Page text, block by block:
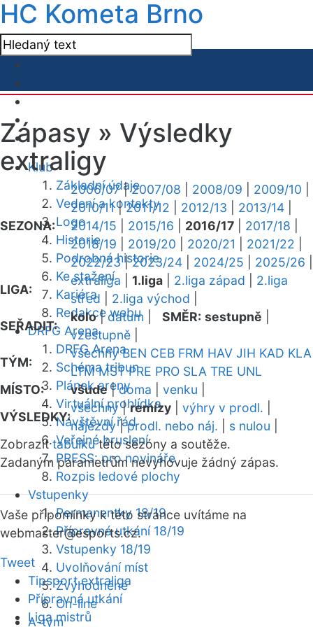
HC Kometa Brno
Klub
Základní údaje
Vedení a kontakty
Logo
Historie
Podrobná historie
Ke stažení
Kariéra
Redakce webu
DRFG Arena
DRFG Arena
Schéma tribun
Plánek areny
Virtuální prohlídka
Návštěvní řád
Veřejné bruslení
PRESS: pro novináře
Rozpis ledové plochy
Vstupenky
Permanentky 18/19
Přípravná utkání 18/19
Vstupenky 18/19
Uvolňování míst
Zvýhodněné
On-line
A-tým
Zápasy » Výsledky
extraligy
SEZONA:
2006/07|2007/08 2008/09 2009/10
2010/11|2011/12 2012/13 2013/14
2014/15
2015/16 2016/17 2017/18
2018/19
2019/20 2020/21 2021/22
2022/23|2023/24 2024/25 2025/26
LIGA:
extraliga 1.liga 2.liga západ
2.liga
střed
2.liga východ
SEŘADIT:
kolo|datum SMĚR: sestupně
vzestupně
TÝM:
všechny BEN CEB FRM HAV JIH KAD KLA
LTM MST PRE PRO SLA TRE UNL
MÍSTO:
všude|doma venku
VÝSLEDKY:
všechny|remízy výhry v prodl.
nájezdy|prodl. nebo náj. s nulou
Zobrazittabulkutéto sezóny a soutěže.
Zadaným parametrům nevyhovuje žádný zápas.
Vaše připomínky k této stránce uvítáme na
webmaster@esports.cz.
Tweet
Tipsport extraliga
Přípravná utkání
Liga mistrů